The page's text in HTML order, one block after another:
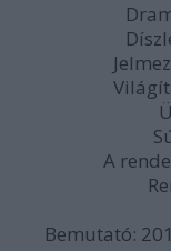
A
Bemutató: